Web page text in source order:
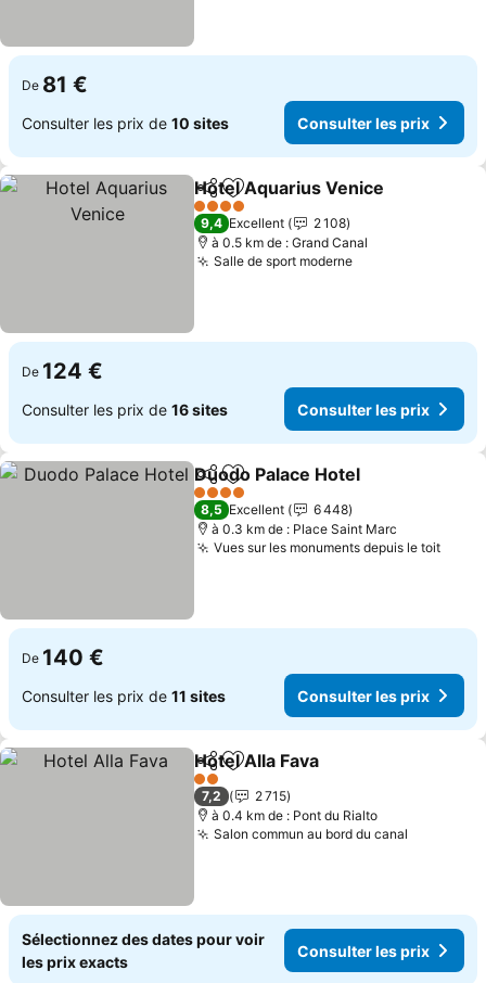
De 81 €
Consulter les prix de 10 sites Consulter les prix
PartagerAjouter à mes favoris
Hotel Aquarius Venice
4 Étoiles
9,4 Excellent
2 108
à 0.5 km de : Grand Canal
Salle de sport moderneConsulter les
De 124 €
Consulter les prix de 16 sites Consulter les prix
PartagerAjouter à mes favoris
Duodo Palace Hotel
4 Étoiles
8,5 Excellent
6 448
à 0.3 km de : Place Saint Marc
Vues sur les monuments depuis le toit
De 140 €
Consulter les prix de 11 sites Consulter les prix
PartagerAjouter à mes favoris
Hotel Alla Fava
2 Étoiles
7,2
2 715
à 0.4 km de : Pont du Rialto
Salon commun au bord du canal
Sélectionnez des dates pour voir
les prix exacts
Consulter les prix